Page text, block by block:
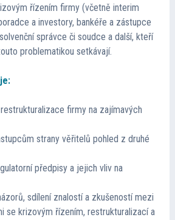
řízením firmy (včetně interim
a investory, bankéře a zástupce
správce či soudce a další, kteří
problematikou setkávají.
firmy na zajímavých
strany věřitelů pohled z druhé
předpisy a jejich vliv na
sdílení znalostí a zkušeností mezi
se krizovým řízením, restrukturalizací a